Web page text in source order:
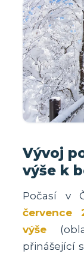
Vývoj
výše k
Počasí v
července
výše
přinášející